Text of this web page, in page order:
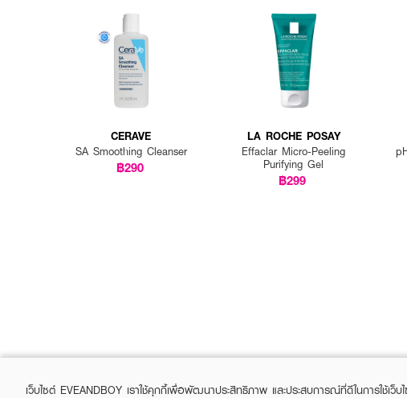
CERAVE
SA Smoothing Cleanser
฿290
LA ROCHE POSAY
Effaclar Micro-Peeling
Purifying Gel
฿299
เว็บไซต์ EVEANDBOY เราใช้คุกกี้เพื่อพัฒนาประสิทธิภาพ และประสบการณ์ที่ดีในการใช้เ